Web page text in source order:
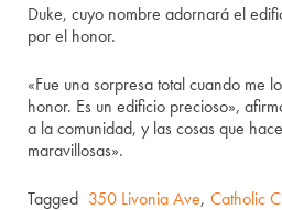
Duke, cuyo nombre adornará el
por el honor.
«Fue una sorpresa total cuando me
honor. Es un edificio precioso»,
a la comunidad, y las cosas que
maravillosas».
Tagged 350 Livonia Ave, Catholic